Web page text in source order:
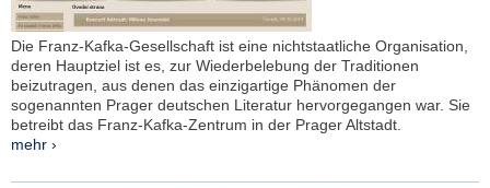
Die Franz-Kafka-Gesellschaft ist eine nichtstaatliche Organisation,
deren Hauptziel ist es, zur Wiederbelebung der Traditionen
beizutragen, aus denen das einzigartige Phänomen der
sogenannten Prager deutschen Literatur hervorgegangen war. Sie
betreibt das Franz-Kafka-Zentrum in der Prager Altstadt.
mehr ›